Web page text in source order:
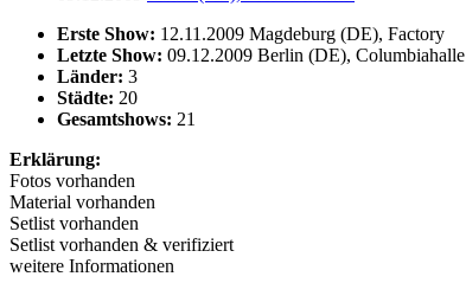
Erste Show: 12.11.2009 Magdeburg (DE), Factory
Letzte Show: 09.12.2009 Berlin (DE), Columbiahalle
Länder: 3
Städte: 20
Gesamtshows: 21
Erklärung:
Fotos vorhanden
Material vorhanden
Setlist vorhanden
Setlist vorhanden & verifiziert
weitere Informationen